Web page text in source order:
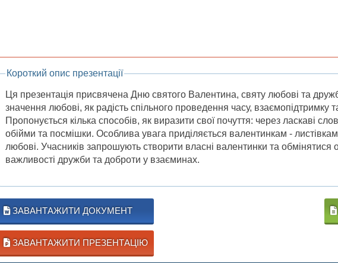
Короткий опис презентації
Ця презентація присвячена Дню святого Валентина, святу любові та
значення любові, як радість спільного проведення часу, взаємопідтримку
Пропонується кілька способів, як виразити свої почуття: через ласкаві
обійми та посмішки. Особлива увага приділяється валентинкам -
любові. Учасників запрошують створити власні валентинки та
важливості дружби та доброти у взаєминах.
ЗАВАНТАЖИТИ ДОКУМЕНТ
ЗАВАНТАЖИТИ ПРЕЗЕНТАЦІЮ